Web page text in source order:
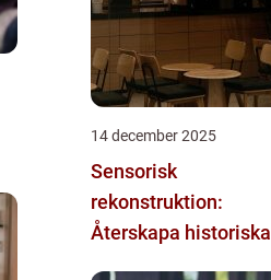
14 december 2025
Sensorisk
rekonstruktion:
Återskapa historiska